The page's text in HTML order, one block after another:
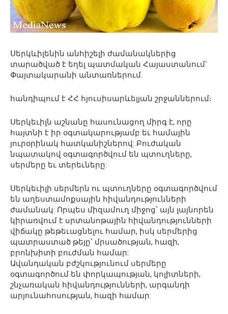
Սերկևիլենին անհիշելի ժամանակներից
տարածված է եղել պատմական Հայաստանում`
Փայտակարանի անտառներում.
հանդիպում է ՀՀ հյուսիսարևելյան շրջաններում։
Սերկեւիլն աշնանը հասունացող միրգ է, որը
հայտնի է իր օգտակարությամբ եւ համային
յուրօրինակ հատկանիշներով: Բուժական
նպատակով օգտագործվում են պտուղները,
սերմերը եւ տերեւները:
Սերկեւիլի սերմերն ու պտուղները օգտագործվում
են աղեստամոքսային հիվանդությունների
ժամանակ: Որպես միզամուղ միջոց՝ այն լայնորեն
կիրառվում է սրտանոթային հիվանդությունների
վիճակը թեթեւացնելու համար, իսկ սերմերից
պատրաստած թեյը՝ մրսածության, հազի,
բրոնխիտի բուժման համար:
Ավանդական բժշկությունում սերմերը
օգտագործում են փորկապության, կոլիտների,
շնչառական հիվանդությունների, արգանդի
արյունահոսության, հազի համար: